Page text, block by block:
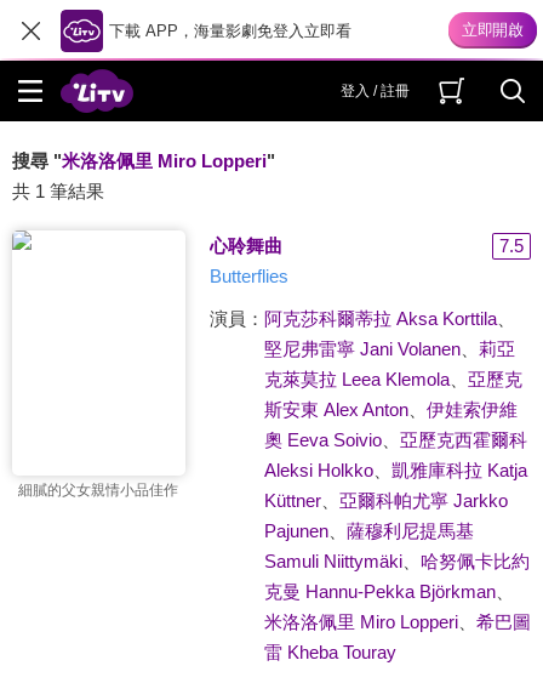
下載 APP，海量影劇免登入立即看
登入 / 註冊
搜尋 "米洛洛佩里 Miro Lopperi"
共 1 筆結果
細膩的父女親情小品佳作
心聆舞曲
7.5
Butterflies
演員： 阿克莎科爾蒂拉 Aksa Korttila、
堅尼弗雷寧 Jani Volanen、 莉亞
克萊莫拉 Leea Klemola、 亞歷克
斯安東 Alex Anton、 伊娃索伊維
奧 Eeva Soivio、 亞歷克西霍爾科
Aleksi Holkko、 凱雅庫科拉 Katja
Küttner、 亞爾科帕尤寧 Jarkko
Pajunen、 薩穆利尼提馬基
Samuli Niittymäki、 哈努佩卡比約
克曼 Hannu-Pekka Björkman、
米洛洛佩里 Miro Lopperi、 希巴圖
雷 Kheba Touray